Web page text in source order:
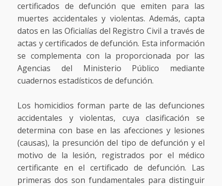
certificados de defunción que emiten para las
muertes accidentales y violentas. Además, capta
datos en las Oficialías del Registro Civil a través de
actas y certificados de defunción. Esta información
se complementa con la proporcionada por las
Agencias del Ministerio Público mediante
cuadernos estadísticos de defunción.
Los homicidios forman parte de las defunciones
accidentales y violentas, cuya clasificación se
determina con base en las afecciones y lesiones
(causas), la presunción del tipo de defunción y el
motivo de la lesión, registrados por el médico
certificante en el certificado de defunción. Las
primeras dos son fundamentales para distinguir